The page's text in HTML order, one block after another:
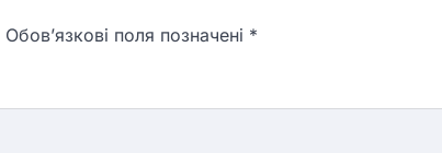
Обов’язкові поля позначені *